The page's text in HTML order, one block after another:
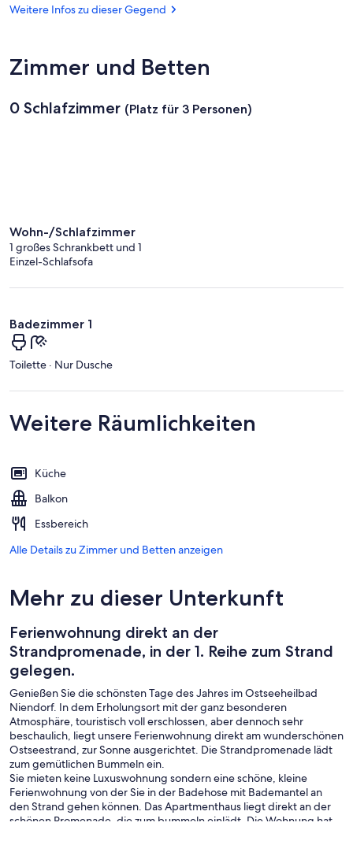
(LBC)
Weitere Infos zu dieser Gegend
Zimmer und Betten
0 Schlafzimmer (Platz für 3 Personen)
Wohn-/Schlafzimmer
1 großes Schrankbett und 1
Einzel-Schlafsofa
Badezimmer 1
Toilette · Nur Dusche
Weitere Räumlichkeiten
Küche
Balkon
Essbereich
Alle Details zu Zimmer und Betten anzeigen
Mehr zu dieser Unterkunft
Ferienwohnung direkt an der
Strandpromenade, in der 1. Reihe zum Strand
gelegen.
Genießen Sie die schönsten Tage des Jahres im Ostseeheilbad
Niendorf. In dem Erholungsort mit der ganz besonderen
Atmosphäre, touristisch voll erschlossen, aber dennoch sehr
beschaulich, liegt unsere Ferienwohnung direkt am wunderschönen
Ostseestrand, zur Sonne ausgerichtet. Die Strandpromenade lädt
zum gemütlichen Bummeln ein.
Sie mieten keine Luxuswohnung sondern eine schöne, kleine
Ferienwohnung von der Sie in der Badehose mit Bademantel an
den Strand gehen können. Das Apartmenthaus liegt direkt an der
schönen Promenade, die zum bummeln einlädt. Die Wohnung hat